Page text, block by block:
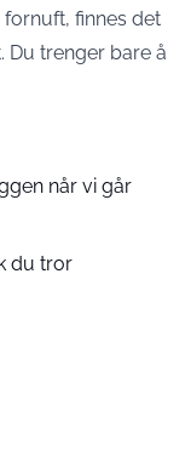
finnes det
Du trenger bare å
når vi går
du tror